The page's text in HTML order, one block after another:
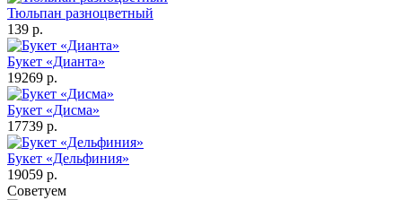
Тюльпан разноцветный
139 р.
Букет «Дианта»
19269 р.
Букет «Дисма»
17739 р.
Букет «Дельфиния»
19059 р.
Советуем